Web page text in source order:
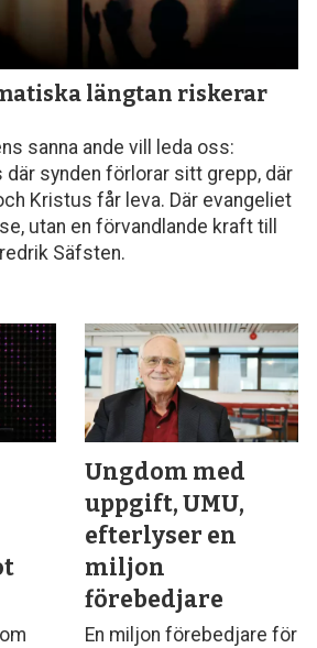
längtan riskerar
sanna ande vill leda oss:
synden förlorar sitt grepp, där
Kristus får leva. Där evangeliet
utan en förvandlande kraft till
Säfsten.
Ungdom med
uppgift, UMU,
efterlyser en
miljon
förebedjare
En miljon förebedjare för